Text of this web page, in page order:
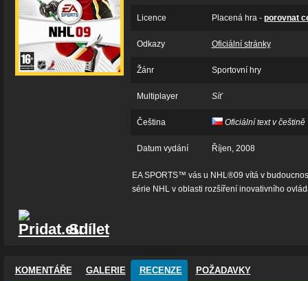
Licence Placená hra - porovnat
Odkazy Oficiální stránky
Žánr Sportovní hry
Multiplayer Síť
Čeština Oficiální text v češtině
Datum vydání Říjen, 2008
EA SPORTS™ vás u NHL®09 vítá v
série NHL v oblasti rozšíření inovativního
Sdílet
KOMENTÁŘE GALERIE RECENZE POŽADAVKY